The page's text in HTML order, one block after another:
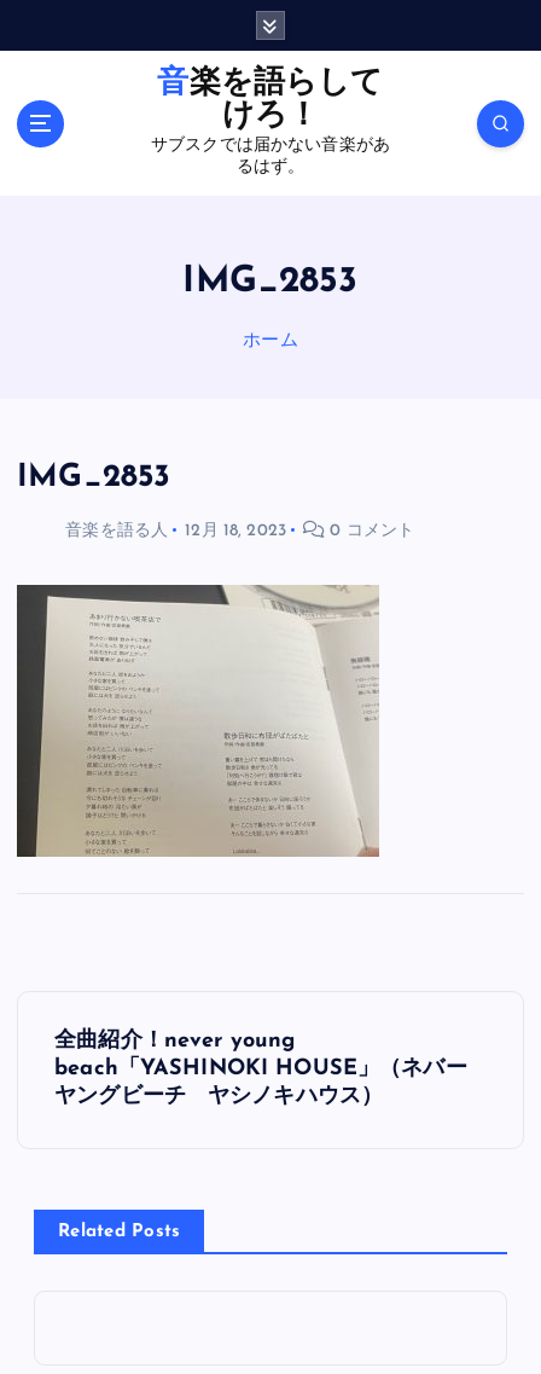
音楽を語らして
けろ！
サブスクでは届かない音楽があ
るはず。
IMG_2853
ホーム
IMG_2853
音楽を語る人 12月 18, 2023 0 コメント
投
稿
ビ
ゲ
全曲紹介！never young
beach「YASHINOKI HOUSE」（ネバー
ヤングビーチ ヤシノキハウス）
Related Posts